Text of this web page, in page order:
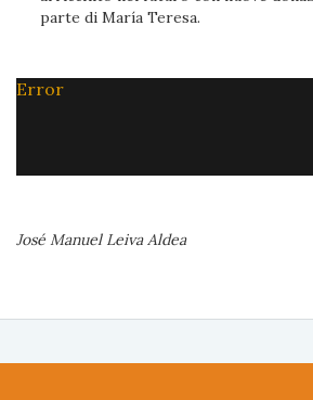
parte di María Teresa.
Error
José Manuel Leiva Aldea